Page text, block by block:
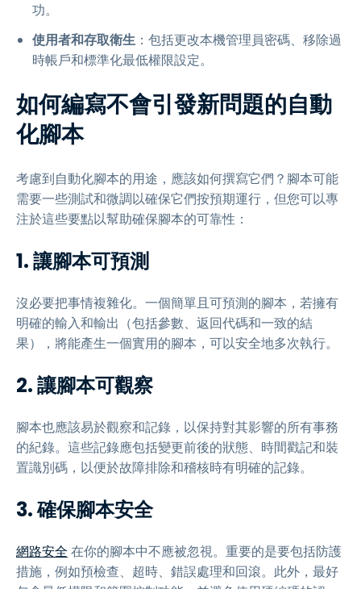
功。
使用者和存取衛生 ：包括更改本機管理員密碼、移除過
時帳戶和標準化最低權限設定。
如何編寫不會引發新問題的自動
化腳本
考慮到自動化腳本的用途，應該如何撰寫它們？腳本可能
需要一些測試和微調以確保它們按預期運行，但您可以專
注於這些要點以幫助確保腳本的可靠性：
1. 讓腳本可預測
沒必要把事情複雜化。一個簡單且可預測的腳本，若擁有
明確的輸入和輸出（包括參數、返回代碼和一致的結
果），將能產生一個實用的腳本，可以安全地多次執行。
2. 讓腳本可觀察
腳本也應該易於觀察和記錄，以保持對其影響的所有事務
的紀錄。這些記錄應包括變更前後的狀態、時間戳記和裝
置識別碼，以便於故障排除和稽核時有明確的記錄。
3. 確保腳本安全
網路安全 在你的腳本中不應被忽視。重要的是要包括防護
措施，例如預檢查、超時、錯誤處理和回滾。此外，最好